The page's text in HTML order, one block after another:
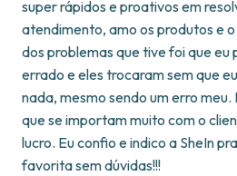
super rápidos e proativos em
atendimento, amo os produtos e
dos problemas que tive foi que eu
errado e eles trocaram sem que
nada, mesmo sendo um erro meu.
que se importam muito com o
lucro. Eu confio e indico a SheIn
favorita sem dúvidas!!!